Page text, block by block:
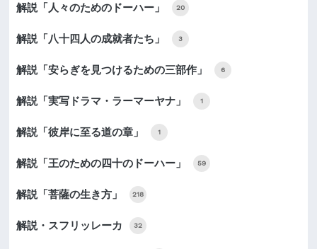
解説「人々のためのドーハー」 20
解説「八十四人の成就者たち」 3
解説「安らぎを見つけるための三部作」 6
解説「実写ドラマ・ラーマーヤナ」 1
解説「彼岸に至る道の章」 1
解説「王のための四十のドーハー」 59
解説「菩薩の生き方」 218
解説・スフリッレーカ 32